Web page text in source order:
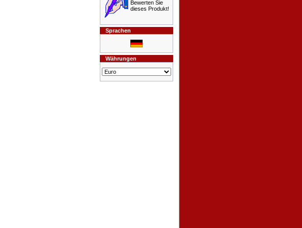
Bewerten Sie
dieses Produkt!
Sprachen
Währungen